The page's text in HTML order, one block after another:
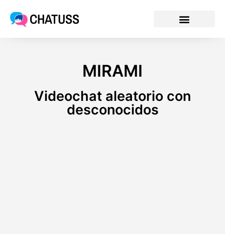
CHATUSS
MIRAMI
Videochat aleatorio con
desconocidos